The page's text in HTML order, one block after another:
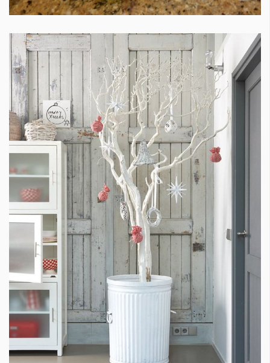
КАТЕГОРИИ
Подкасти
Мода
Dialogue
Изкуство
Красота
Цветно
Гурме
Пътувай
Wellness
ЗА НАС
ползване
За нас
Реклама
Политика за
поверителност
ModerenDom
СЛЕДВАЙТЕ НИ
Facebook Instagram Twitter
YouTube
Spotify Soundcloud
Ако нашият сайт ви харесва, можете да се абонирате за
седмичния ни нюзлетър тук:
© 2026, HighViewArt | Всички права запазени